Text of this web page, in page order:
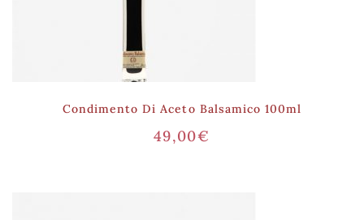
Condimento Di Aceto Balsamico 100ml
49,00€